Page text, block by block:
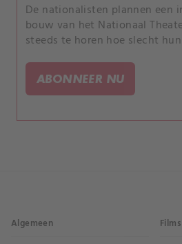
De nationalisten plannen een
bouw van het Nationaal
steeds te horen hoe slecht
openbaar moet verschijnen.
ABONNEER NU
Algemeen